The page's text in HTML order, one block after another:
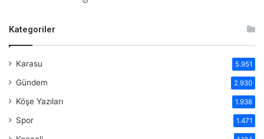
Kategoriler
Karasu 5.951
Gündem 2.930
Köşe Yazıları 1.938
Spor 1.471